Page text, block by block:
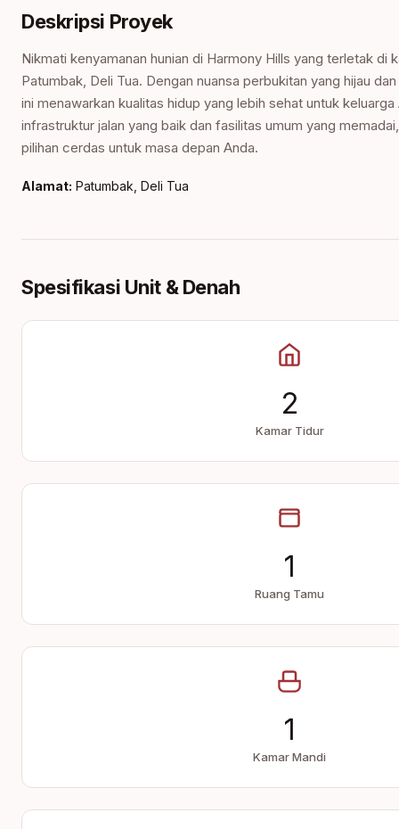
Deskripsi Proyek
Nikmati kenyamanan hunian di Harmony Hills yang terletak di
Patumbak, Deli Tua. Dengan nuansa perbukitan yang hijau
ini menawarkan kualitas hidup yang lebih sehat untuk
infrastruktur jalan yang baik dan fasilitas umum yang
pilihan cerdas untuk masa depan Anda.
Alamat: Patumbak, Deli Tua
Spesifikasi Unit & Denah
2
Kamar Tidur
1
Ruang Tamu
1
Kamar Mandi